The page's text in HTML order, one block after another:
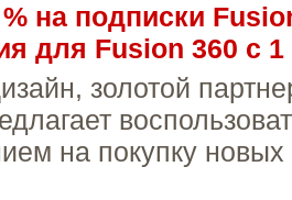
на подписки
для Fusion 360 с 1
золотой
на покупку